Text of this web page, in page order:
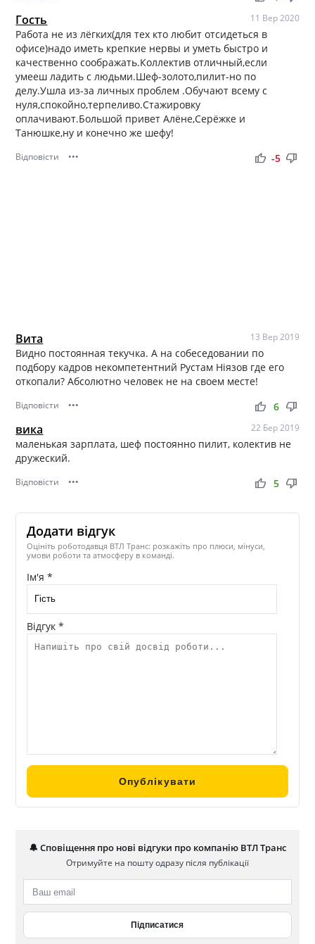
Гость 11 Вер 2020
Работа не из лёгких(для тех кто любит отсидеться в
офисе)надо иметь крепкие нервы и уметь быстро и
качественно соображать.Коллектив отличный,если
умееш ладить с людьми.Шеф-золото,пилит-но по
делу.Ушла из-за личных проблем .Обучают всему с
нуля,спокойно,терпеливо.Стажировку
оплачивают.Большой привет Алёне,Серёжке и
Танюшке,ну и конечно же шефу!
Відповісти ••• thumb_up thumb_down
-5
Вита 13 Вер 2019
Видно постоянная текучка. А на собеседовании по
подбору кадров некомпетентний Рустам Ніязов где его
откопали? Абсолютно человек не на своем месте!
Відповісти ••• thumb_up thumb_down
6
вика 22 Бер 2019
маленькая зарплата, шеф постоянно пилит, колектив не
дружеский.
Відповісти ••• thumb_up thumb_down
5
Додати відгук
Оцініть роботодавця ВТЛ Транс: розкажіть про плюси, мінуси,
умови роботи та атмосферу в команді.
Ім'я *
Відгук *
🔔 Сповіщення про нові відгуки про компанію ВТЛ Транс
Отримуйте на пошту одразу після публікації